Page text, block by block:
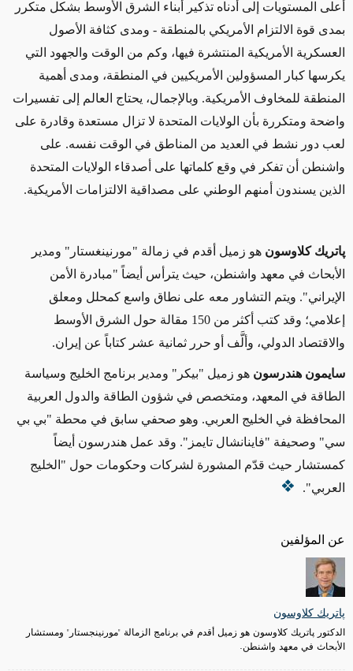
عن المؤلفين
پاتريك كلاوسون
الدكتور پاتريك كلاوسون هو زميل أقدم في برنامج الزمالة "مورنينجستار" ومستشار
الأبحاث في معهد واشنطن.
أعلى المستويات إلى أدناه تذكير أبناء الشرق الأوسط بشكل متكرر
بمدى قوة الالتزام الأمريكي بالمنطقة - ومدى كثافة الأصول
العسكرية الأمريكية المنتشرة فيها، وكم من الوقت والجهود التي
يكرسها كبار المسؤولين الأمريكيين في المنطقة، ومدى أهمية
المنطقة للمخاوف الأمريكية. وبالإجمال، يحتاج العالم إلى تفسيرات
واضحة ومتكررة بأن الولايات المتحدة لا تزال مستعدة وقادرة على
لعب دور نشط في العديد من المناطق في الوقت نفسه. على
واشنطن أن تفكر في وقع كلماتها على أصدقاء الولايات المتحدة
الذين يسندون أمنهم الوطني على مصداقية الالتزامات الأمريكية.
پاتريك كلاوسون هو زميل أقدم في زمالة "مورنينغستار" ومدير
الأبحاث في معهد واشنطن، حيث يترأس أيضاً "مبادرة الأمن
الإيراني". ويتم التشاور معه على نطاق واسع كمحلل ومعلق
إعلامي؛ وقد كتب أكثر من 150 مقالة حول الشرق الأوسط
والاقتصاد الدولي، وألَّف أو حرر ثمانية عشر كتاباً عن إيران.
سايمون هندرسون هو زميل "بيكر" ومدير برنامج الخليج وسياسة
الطاقة في المعهد، ومتخصص في شؤون الطاقة والدول العربية
المحافظة في الخليج العربي. وهو صحفي سابق في محطة "بي بي
سي" وصحيفة "فاينانشال تايمز". وقد عمل هندرسون أيضاً
كمستشار حيث قدّم المشورة لشركات وحكومات حول "الخليج
العربي".